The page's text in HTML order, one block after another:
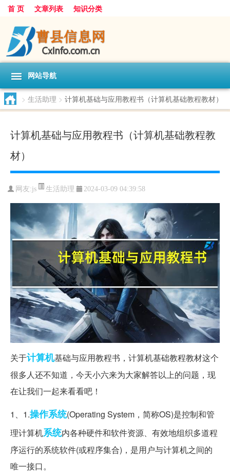
首 页 文章列表 知识分类
网站导航
> 生活助理 > 计算机基础与应用教程书（计算机基础教程教材）
计算机基础与应用教程书（计算机基础教程教
材）
网友:js 生活助理 2024-03-09 04:39:58
关于计算机基础与应用教程书，计算机基础教程教材这个
很多人还不知道，今天小六来为大家解答以上的问题，现
在让我们一起来看看吧！
1、1.操作系统(Operating System，简称OS)是控制和管
理计算机系统内各种硬件和软件资源、有效地组织多道程
序运行的系统软件(或程序集合)，是用户与计算机之间的
唯一接口。